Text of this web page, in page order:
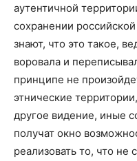
аутентичной
сохранении
знают, что это такое,
воровала и
принципе не
этнические
другое видение, иные
получат окно
реализовать то, что не